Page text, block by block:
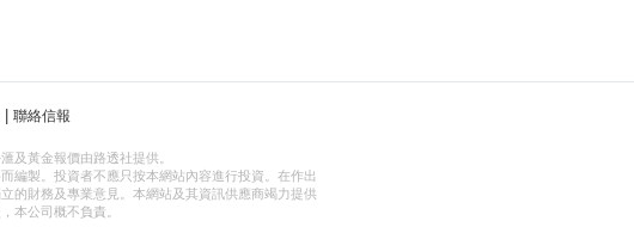
聯絡信報
及黃金報價由路透社提供。
編製。投資者不應只按本網站內容進行投資。在作出
的財務及專業意見。本網站及其資訊供應商竭力提供
本公司概不負責。